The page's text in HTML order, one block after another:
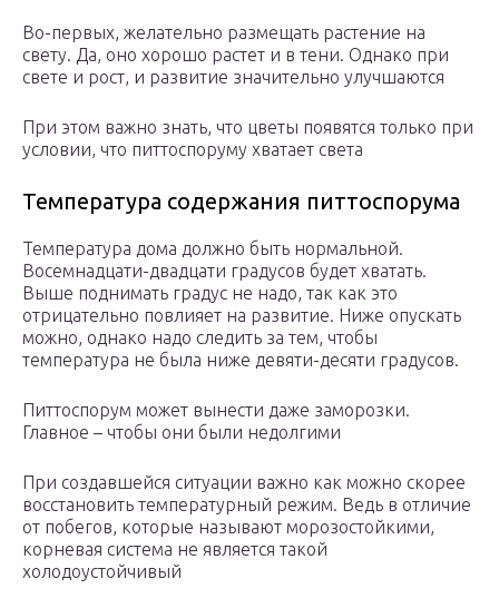
Во-первых, желательно размещать растение на
свету. Да, оно хорошо растет и в тени. Однако при
свете и рост, и развитие значительно улучшаются
При этом важно знать, что цветы появятся только при
условии, что питтоспоруму хватает света
Температура содержания питтоспорума
Температура дома должно быть нормальной.
Восемнадцати-двадцати градусов будет хватать.
Выше поднимать градус не надо, так как это
отрицательно повлияет на развитие. Ниже опускать
можно, однако надо следить за тем, чтобы
температура не была ниже девяти-десяти градусов.
Питтоспорум может вынести даже заморозки.
Главное – чтобы они были недолгими
При создавшейся ситуации важно как можно скорее
восстановить температурный режим. Ведь в отличие
от побегов, которые называют морозостойкими,
корневая система не является такой
холодоустойчивый